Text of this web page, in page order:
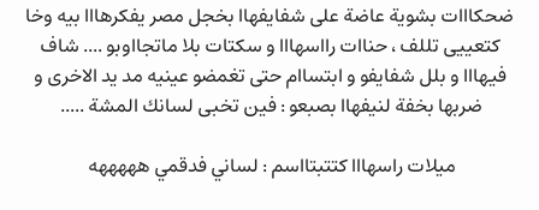
ضحكااات بشوية عاضة على شفايفهاا بخجل مصر يفكرهااا بيه وخا
كتعييى تللف ، حناات رااسهااا و سكتات بلا ماتجااوبو .... شاف
فيهااا و بلل شفايفو و ابتساام حتى تغمضو عينيه مد يد الاخرى و
ضربها بخفة لنيفهاا بصبعو : فين تخبى لسانك المشة .....
ميلات راسهااا كتتبتااسم : لساني فدقمي هههههه